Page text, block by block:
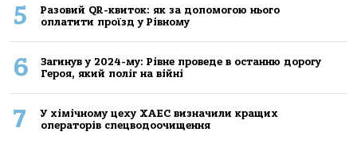
5
Разовий QR-квиток: як за допомогою нього
оплатити проїзд у Рівному
6
Загинув у 2024-му: Рівне проведе в останню дорогу
Героя, який поліг на війні
7
У хімічному цеху ХАЕС визначили кращих
операторів спецводоочищення